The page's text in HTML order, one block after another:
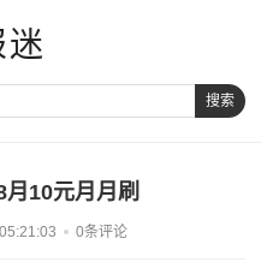
迷
搜索
10元月月刷
0条评论